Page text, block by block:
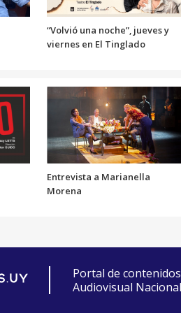
“Volvió una noche”, jueves y
viernes en El Tinglado
Entrevista a Marianella
Morena
Portal de
Audiovisual